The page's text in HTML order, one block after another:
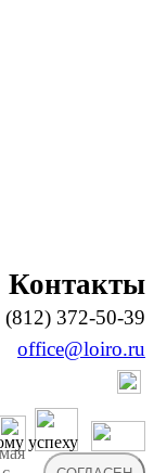
Контакты
(812) 372-50-39
office@loiro.ru
успеху